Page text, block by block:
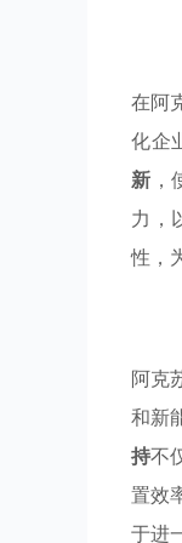
在阿
化企
新
力，
性，
阿克
和新
持不
置效
于进